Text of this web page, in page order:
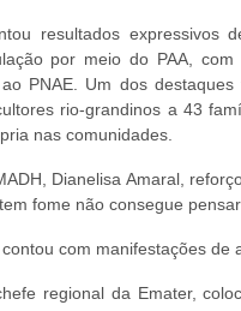
resultados
por meio do PAA,
PNAE. Um dos
rio-grandinos a 43
nas comunidades.
Dianelisa Amaral,
fome não consegue
com manifestações de
regional da Emater,